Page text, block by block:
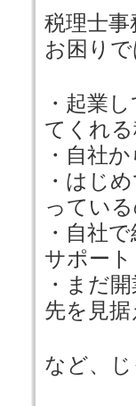
税理士
お困り
・起業
てくれ
・自社
・はじ
ってい
・自社
サポー
・まだ
先を見
など、じ